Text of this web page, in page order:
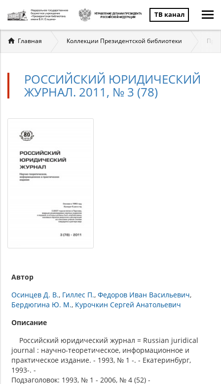
ТВ канал
Вы
здесь
Главная Коллекции Президентской библиотеки
РОССИЙСКИЙ ЮРИДИЧЕСКИЙ
ЖУРНАЛ. 2011, № 3 (78)
Автор
Осинцев Д. В. Гиллес П. Федоров Иван Васильевич
Бердюгина Ю. М. Курочкин Сергей Анатольевич
Описание
Российский юридический журнал = Russian juridical
journal : научно-теоретическое, информационное и
практическое издание. - 1993, № 1 -. - Екатеринбург,
1993-. -
Подзаголовок: 1993, № 1 - 2006, № 4 (52) -